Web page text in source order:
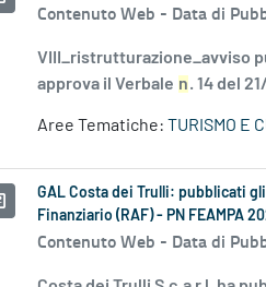
Contenuto Web - Data di
VIII_ristrutturazione_avviso
approva il Verbale n. 14 del
Aree Tematiche: TURISMO E
GAL Costa dei Trulli: pubblicati
Finanziario (RAF) - PN FEAMPA
Contenuto Web - Data di